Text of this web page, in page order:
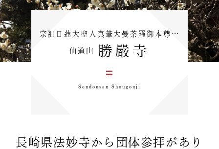
宗祖日蓮大聖人真筆大曼荼羅御本尊…
仙道山 勝嚴寺
Sendousan Shougonji
長崎県法妙寺から団体参拝があり